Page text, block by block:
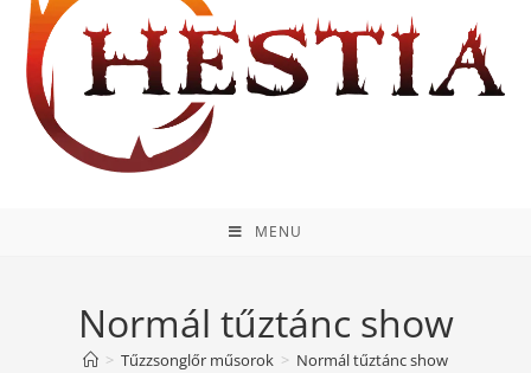
MENU
Normál tűztánc show
> Tűzzsonglőr műsorok > Normál tűztánc show